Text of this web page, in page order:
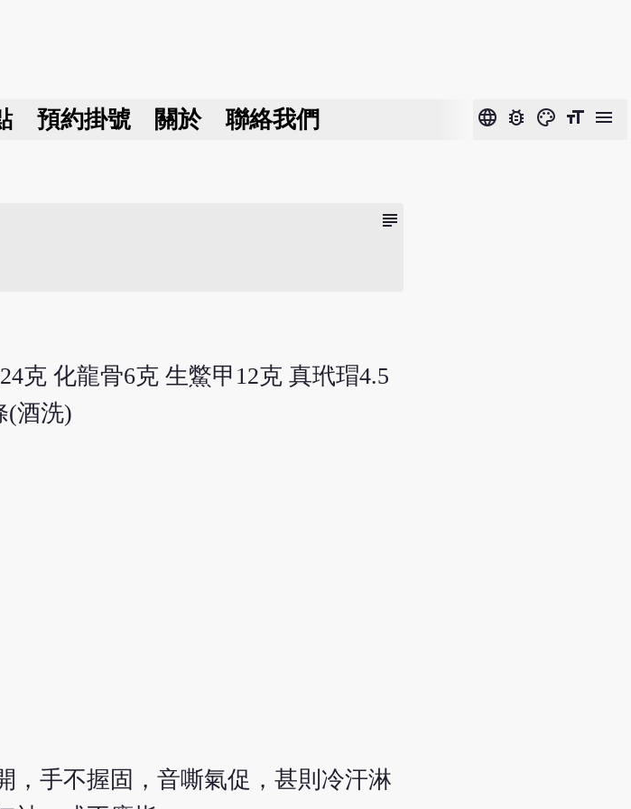
預約掛號 關於 聯絡我們 language bug_report color_lens format_size menu
subject
克 化龍骨6克 生鱉甲12克 真玳瑁4.5
(酒洗)
，手不握固，音嘶氣促，甚則冷汗淋